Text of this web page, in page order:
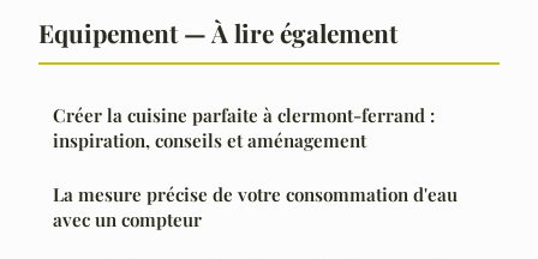
Equipement — À lire également
Créer la cuisine parfaite à clermont-ferrand :
inspiration, conseils et aménagement
La mesure précise de votre consommation d'eau
avec un compteur